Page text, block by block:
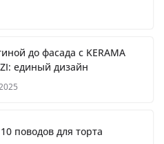
до фасада с KERAMA
единый дизайн
поводов для торта